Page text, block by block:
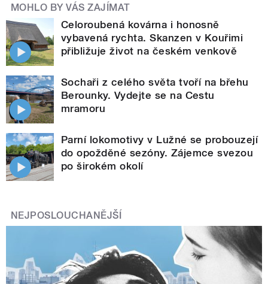
MOHLO BY VÁS ZAJÍMAT
Celoroubená kovárna i honosně
vybavená rychta. Skanzen v Kouřimi
přibližuje život na českém venkově
Sochaři z celého světa tvoří na břehu
Berounky. Vydejte se na Cestu
mramoru
Parní lokomotivy v Lužné se probouzejí
do opožděné sezóny. Zájemce svezou
po širokém okolí
NEJPOSLOUCHANĚJŠÍ